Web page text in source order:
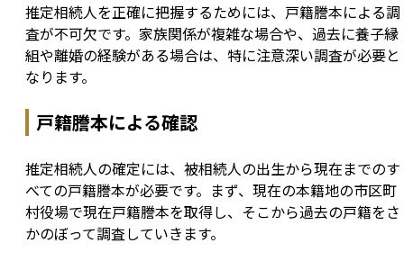
推定相続人を正確に把握するためには、戸籍謄本による調
査が不可欠です。家族関係が複雑な場合や、過去に養子縁
組や離婚の経験がある場合は、特に注意深い調査が必要と
なります。
戸籍謄本による確認
推定相続人の確定には、被相続人の出生から現在までのす
べての戸籍謄本が必要です。まず、現在の本籍地の市区町
村役場で現在戸籍謄本を取得し、そこから過去の戸籍をさ
かのぼって調査していきます。